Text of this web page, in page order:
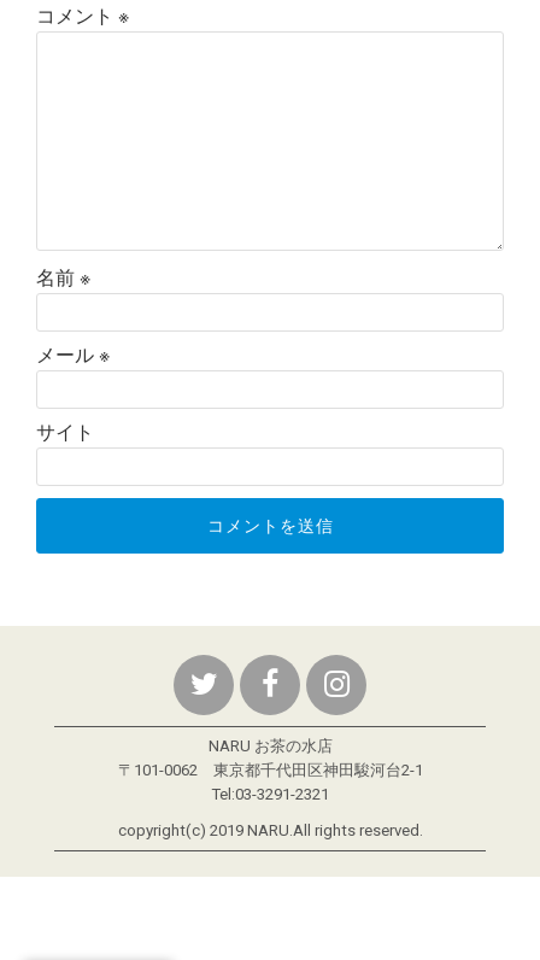
コメント ※
名前※
メール※
サイト
NARU お茶の水店
〒101-0062 東京都千代田区神田駿河台2-1
Tel:03-3291-2321
copyright(c) 2019 NARU.All rights reserved.